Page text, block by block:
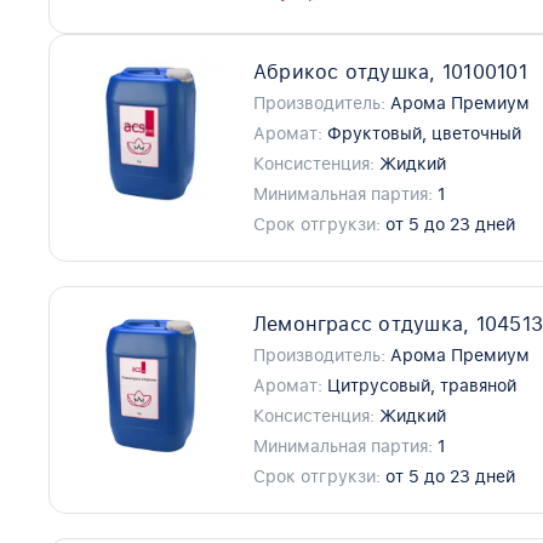
Абрикос отдушка, 10100101
Производитель: Арома Премиум
Аромат: Фруктовый, цветочный
Консистенция: Жидкий
Минимальная партия: 1
Срок отгрукзи: от 5 до 23 дней
Лемонграсс отдушка,
Производитель: Арома Премиум
Аромат: Цитрусовый, травяной
Консистенция: Жидкий
Минимальная партия: 1
Срок отгрукзи: от 5 до 23 дней